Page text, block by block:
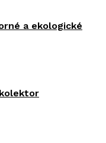
a ekologické